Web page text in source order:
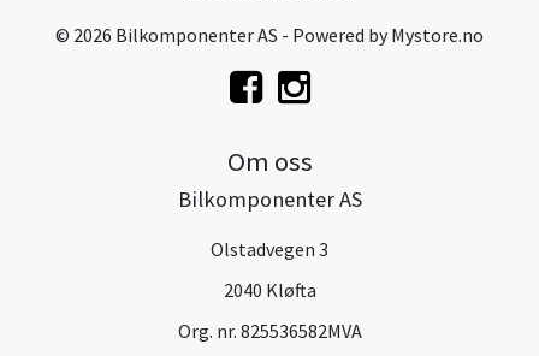
© 2026 Bilkomponenter AS - Powered byMystore.no
Om oss
Bilkomponenter AS
Olstadvegen 3
2040 Kløfta
Org. nr. 825536582MVA